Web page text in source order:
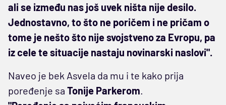
ali se između nas još uvek ništa nije desilo.
Jednostavno, to što ne poričem i ne pričam o
tome je nešto što nije svojstveno za Evropu, pa
iz cele te situacije nastaju novinarski naslovi".
Naveo je bek Asvela da mu i te kako prija
poređenje sa Tonije Parkerom.